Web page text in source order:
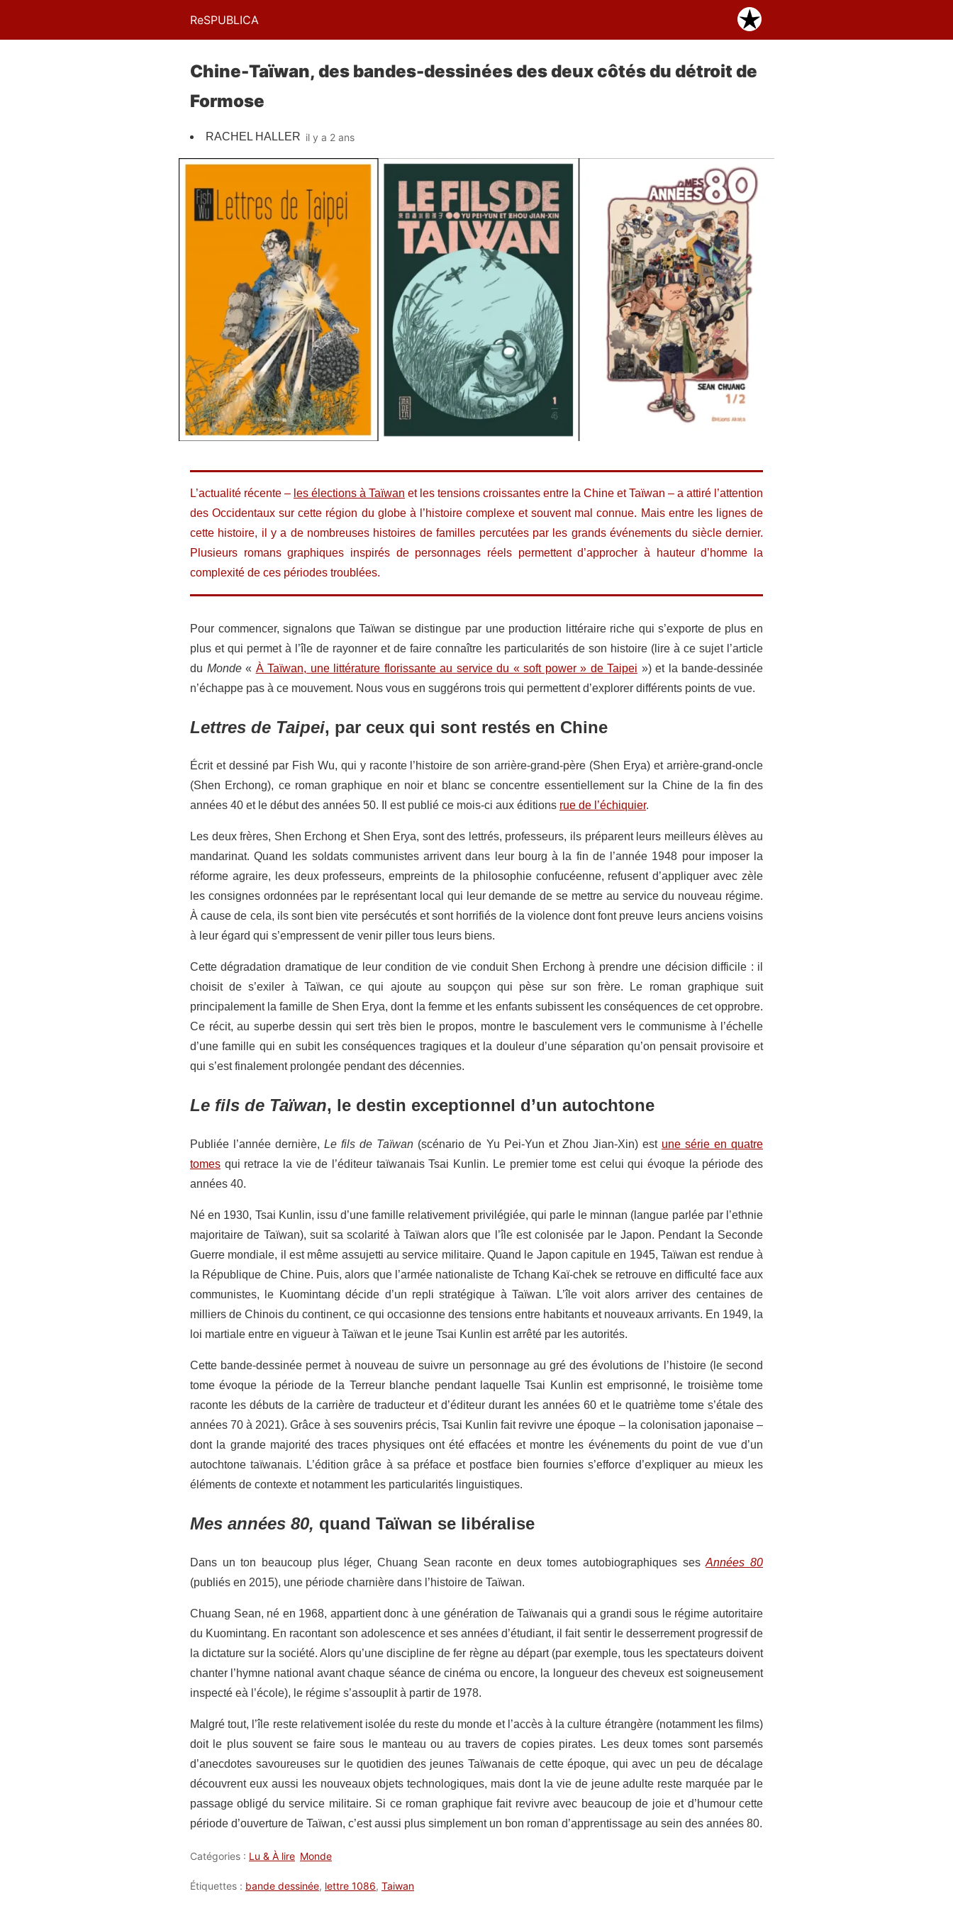
ReSPUBLICA
Chine-Taïwan, des bandes-dessinées des deux côtés du détroit de
Formose
RACHEL HALLER il y a 2 ans
L’actualité récente – les élections à Taïwan et les tensions croissantes entre la Chine et Taïwan – a attiré l’attention
des Occidentaux sur cette région du globe à l’histoire complexe et souvent mal connue. Mais entre les lignes de
cette histoire, il y a de nombreuses histoires de familles percutées par les grands événements du siècle dernier.
Plusieurs romans graphiques inspirés de personnages réels permettent d’approcher à hauteur d’homme la
complexité de ces périodes troublées.
Pour commencer, signalons que Taïwan se distingue par une production littéraire riche qui s’exporte de plus en
plus et qui permet à l’île de rayonner et de faire connaître les particularités de son histoire (lire à ce sujet l’article
du Monde« À Taïwan, une littérature florissante au service du « soft power » de Taipei ») et la bande-dessinée
n’échappe pas à ce mouvement. Nous vous en suggérons trois qui permettent d’explorer différents points de vue.
Lettres de Taipei, par ceux qui sont restés en Chine
Écrit et dessiné par Fish Wu, qui y raconte l’histoire de son arrière-grand-père (Shen Erya) et arrière-grand-oncle
(Shen Erchong), ce roman graphique en noir et blanc se concentre essentiellement sur la Chine de la fin des
années 40 et le début des années 50. Il est publié ce mois-ci aux éditions rue de l’échiquier.
Les deux frères, Shen Erchong et Shen Erya, sont des lettrés, professeurs, ils préparent leurs meilleurs élèves au
mandarinat. Quand les soldats communistes arrivent dans leur bourg à la fin de l’année 1948 pour imposer la
réforme agraire, les deux professeurs, empreints de la philosophie confucéenne, refusent d’appliquer avec zèle
les consignes ordonnées par le représentant local qui leur demande de se mettre au service du nouveau régime.
À cause de cela, ils sont bien vite persécutés et sont horrifiés de la violence dont font preuve leurs anciens voisins
à leur égard qui s’empressent de venir piller tous leurs biens.
Cette dégradation dramatique de leur condition de vie conduit Shen Erchong à prendre une décision difficile : il
choisit de s’exiler à Taïwan, ce qui ajoute au soupçon qui pèse sur son frère. Le roman graphique suit
principalement la famille de Shen Erya, dont la femme et les enfants subissent les conséquences de cet opprobre.
Ce récit, au superbe dessin qui sert très bien le propos, montre le basculement vers le communisme à l’échelle
d’une famille qui en subit les conséquences tragiques et la douleur d’une séparation qu’on pensait provisoire et
qui s’est finalement prolongée pendant des décennies.
Le fils de Taïwan, le destin exceptionnel d’un autochtone
Publiée l’année dernière,Le fils de Taïwan (scénario de Yu Pei-Yun et Zhou Jian-Xin) est une série en quatre
tomes qui retrace la vie de l’éditeur taïwanais Tsai Kunlin. Le premier tome est celui qui évoque la période des
années 40.
Né en 1930, Tsai Kunlin, issu d’une famille relativement privilégiée, qui parle le minnan (langue parlée par l’ethnie
majoritaire de Taïwan), suit sa scolarité à Taïwan alors que l’île est colonisée par le Japon. Pendant la Seconde
Guerre mondiale, il est même assujetti au service militaire. Quand le Japon capitule en 1945, Taïwan est rendue à
la République de Chine. Puis, alors que l’armée nationaliste de Tchang Kaï-chek se retrouve en difficulté face aux
communistes, le Kuomintang décide d’un repli stratégique à Taïwan. L’île voit alors arriver des centaines de
milliers de Chinois du continent, ce qui occasionne des tensions entre habitants et nouveaux arrivants. En 1949, la
loi martiale entre en vigueur à Taïwan et le jeune Tsai Kunlin est arrêté par les autorités.
Cette bande-dessinée permet à nouveau de suivre un personnage au gré des évolutions de l’histoire (le second
tome évoque la période de la Terreur blanche pendant laquelle Tsai Kunlin est emprisonné, le troisième tome
raconte les débuts de la carrière de traducteur et d’éditeur durant les années 60 et le quatrième tome s’étale des
années 70 à 2021). Grâce à ses souvenirs précis, Tsai Kunlin fait revivre une époque – la colonisation japonaise –
dont la grande majorité des traces physiques ont été effacées et montre les événements du point de vue d’un
autochtone taïwanais. L’édition grâce à sa préface et postface bien fournies s’efforce d’expliquer au mieux les
éléments de contexte et notamment les particularités linguistiques.
Mes années 80, quand Taïwan se libéralise
Dans un ton beaucoup plus léger, Chuang Sean raconte en deux tomes autobiographiques sesAnnées 80
(publiés en 2015), une période charnière dans l’histoire de Taïwan.
Chuang Sean, né en 1968, appartient donc à une génération de Taïwanais qui a grandi sous le régime autoritaire
du Kuomintang. En racontant son adolescence et ses années d’étudiant, il fait sentir le desserrement progressif de
la dictature sur la société. Alors qu’une discipline de fer règne au départ (par exemple, tous les spectateurs doivent
chanter l’hymne national avant chaque séance de cinéma ou encore, la longueur des cheveux est soigneusement
inspecté eà l’école), le régime s’assouplit à partir de 1978.
Malgré tout, l’île reste relativement isolée du reste du monde et l’accès à la culture étrangère (notamment les films)
doit le plus souvent se faire sous le manteau ou au travers de copies pirates. Les deux tomes sont parsemés
d’anecdotes savoureuses sur le quotidien des jeunes Taïwanais de cette époque, qui avec un peu de décalage
découvrent eux aussi les nouveaux objets technologiques, mais dont la vie de jeune adulte reste marquée par le
passage obligé du service militaire. Si ce roman graphique fait revivre avec beaucoup de joie et d’humour cette
période d’ouverture de Taïwan, c’est aussi plus simplement un bon roman d’apprentissage au sein des années 80.
Catégories : Lu & À lire Monde
Étiquettes : bande dessinée, lettre 1086, Taiwan